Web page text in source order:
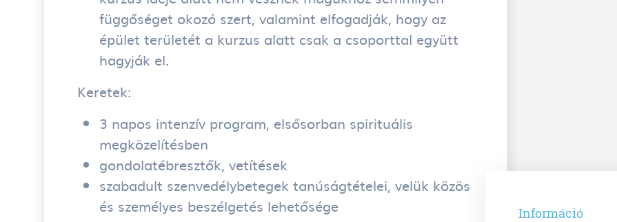
függőséget okozó szert, valamint elfogadják, hogy az
épület területét a kurzus alatt csak a csoporttal együtt
hagyják el.
Keretek:
3 napos intenzív program, elsősorban spirituális
megközelítésben
gondolatébresztők, vetítések
szabadult szenvedélybetegek tanúságtételei, velük közös
és személyes beszélgetés lehetősége
Információ